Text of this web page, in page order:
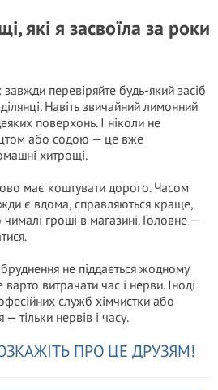
які я засвоїла за роки
перевіряйте будь-який засіб
Навіть звичайний лимонний
поверхонь. І ніколи не
або содою — це вже
хитрощі.
має коштувати дорого. Часом
є вдома, справляються краще,
гроші в магазині. Головне —
не піддається жодному
витрачати час і нерви. Іноді
служб хімчистки або
тільки нервів і часу.
ПРО ЦЕ ДРУЗЯМ!